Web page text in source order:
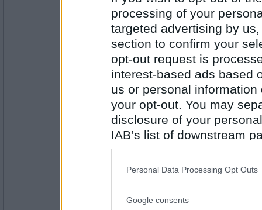
processing of your
targeted advertising by
section to confirm your
opt-out request is
interest-based ads based
us or personal
your opt-out. You may
disclosure of your
IAB’s list of downstream
also be disclosed by us
Downstream Participants
Please note that this
Personal Data Processing Opt Outs
Google consents
Antal inlägg:
Välkommen i gönget
åskarll
Antal inlägg:
är det här de tokiga stararnas hem?
snart börjar det på riktigt
Monicare- Ej medlem längre
Nu våras det